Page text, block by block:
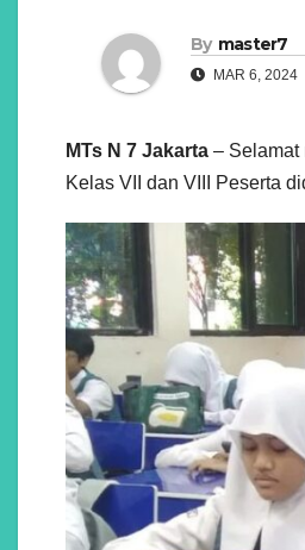
By master7
MAR 6, 2024
MTs N 7 Jakarta – Selamat
Kelas VII dan VIII Peserta